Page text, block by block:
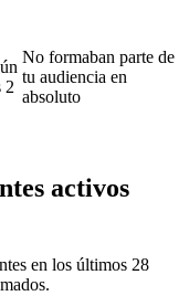
2
No formaban parte de
tu audiencia en
absoluto
activos
en los últimos 28